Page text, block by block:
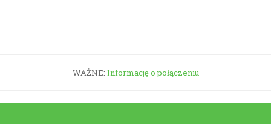
WAŻNE: Informację o połączeniu